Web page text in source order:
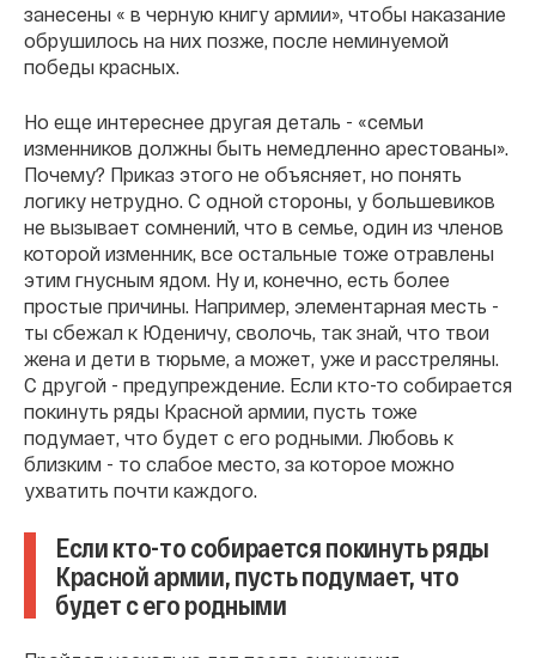
занесены « в черную книгу армии», чтобы наказание
обрушилось на них позже, после неминуемой
победы красных.
Но еще интереснее другая деталь - «семьи
изменников должны быть немедленно арестованы».
Почему? Приказ этого не объясняет, но понять
логику нетрудно. С одной стороны, у большевиков
не вызывает сомнений, что в семье, один из членов
которой изменник, все остальные тоже отравлены
этим гнусным ядом. Ну и, конечно, есть более
простые причины. Например, элементарная месть -
ты сбежал к Юденичу, сволочь, так знай, что твои
жена и дети в тюрьме, а может, уже и расстреляны.
С другой - предупреждение. Если кто-то собирается
покинуть ряды Красной армии, пусть тоже
подумает, что будет с его родными. Любовь к
близким - то слабое место, за которое можно
ухватить почти каждого.
Если кто-то собирается покинуть ряды
Красной армии, пусть подумает, что
будет с его родными